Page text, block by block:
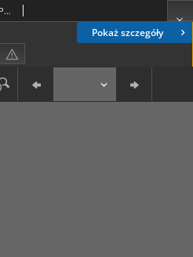
Pokaż szczegóły
Sprawozdanie Stenograficzne z 215 Posiedzenia Sejmu Ustawodawczego z dnia 4 marca 1921 r.